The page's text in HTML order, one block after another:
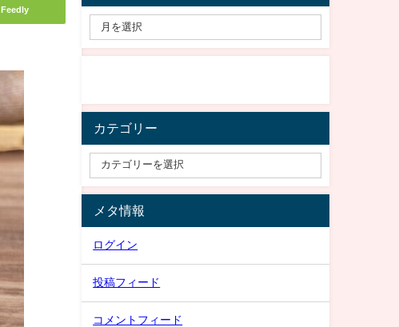
Feedly
カテゴリー
メタ情報
ログイン
投稿フィード
コメントフィード